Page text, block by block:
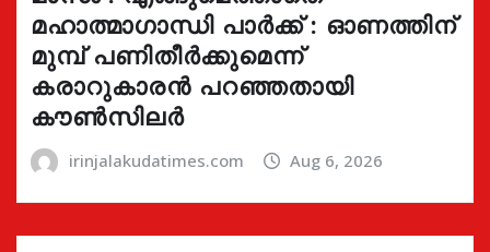
മഹാത്മാഗാന്ധി പാർക്ക് : ഓണത്തിന്
മുമ്പ് പണിതീർക്കുമെന്ന്
കരാറുകാരൻ പറഞ്ഞതായി
കൗൺസിലർ
irinjalakudatimes.com Aug 6, 2026